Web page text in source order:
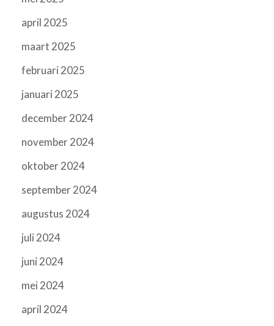
april 2025
maart 2025
februari 2025
januari 2025
december 2024
november 2024
oktober 2024
september 2024
augustus 2024
juli 2024
juni 2024
mei 2024
april 2024